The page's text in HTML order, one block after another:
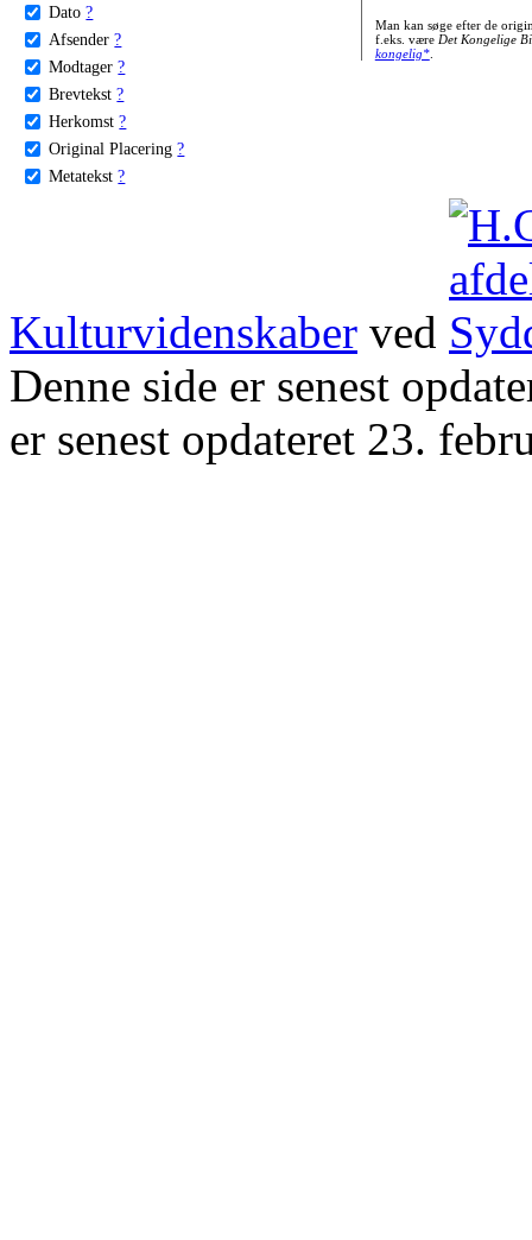
Dato ?
Afsender ?
Modtager ?
Brevtekst ?
Herkomst ?
Original Placering ?
Metatekst ?
Man kan søge efter de
f.eks. være Det Kongelige
kongelig*.
Kulturvidenskaber ved
Denne side er senest
er senest opdateret 23.